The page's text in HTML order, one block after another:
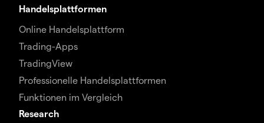
Handelsplattformen
Online Handelsplattform
Trading-Apps
TradingView
Professionelle Handelsplattformen
Funktionen im Vergleich
Research